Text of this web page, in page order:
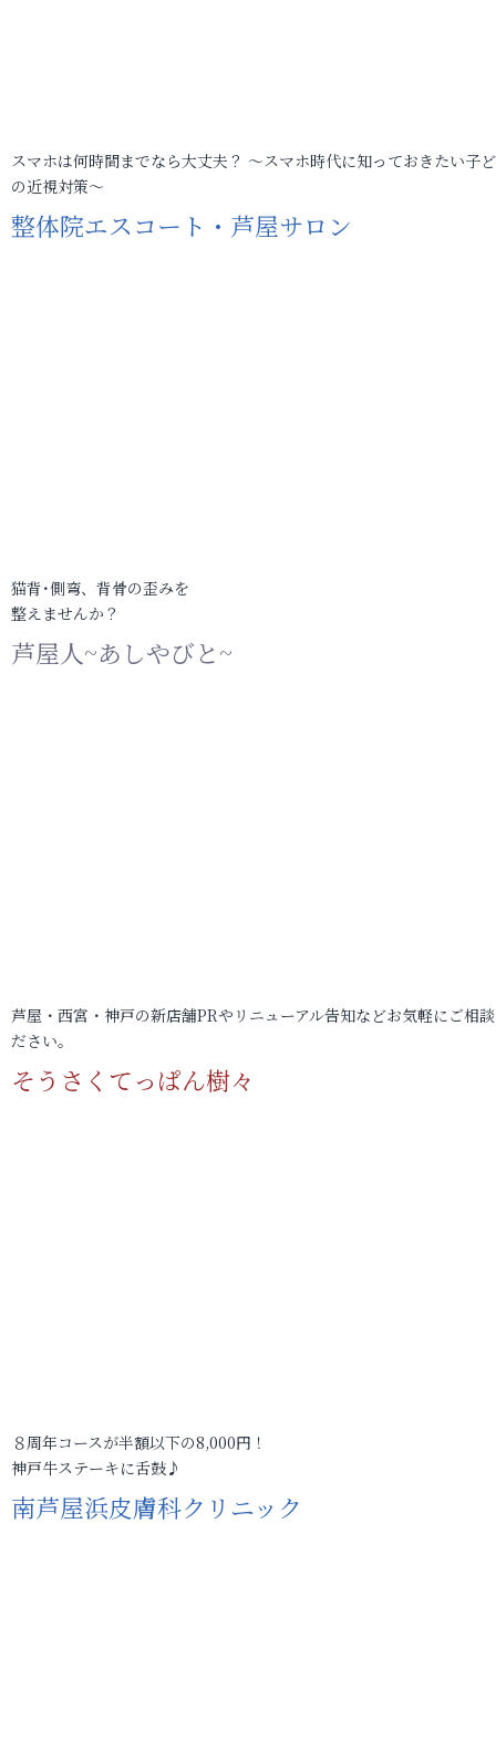
スマホは何時間までなら大丈夫？ ～スマホ時代に知っておきたい子
の近視対策～
整体院エスコート・芦屋サロン
猫背･側弯、背骨の歪みを
整えませんか？
芦屋人~あしやびと~
芦屋・西宮・神戸の新店舗PRやリニューアル告知などお気軽にご相
ださい。
そうさくてっぱん樹々
８周年コースが半額以下の8,000円！
神戸牛ステーキに舌鼓♪
南芦屋浜皮膚科クリニック